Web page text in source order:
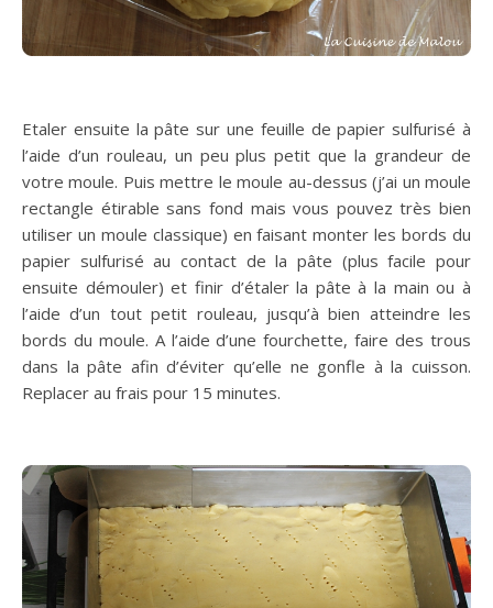
Etaler ensuite la pâte sur une feuille de papier sulfurisé à
l’aide d’un rouleau, un peu plus petit que la grandeur de
votre moule. Puis mettre le moule au-dessus (j’ai un moule
rectangle étirable sans fond mais vous pouvez très bien
utiliser un moule classique) en faisant monter les bords du
papier sulfurisé au contact de la pâte (plus facile pour
ensuite démouler) et finir d’étaler la pâte à la main ou à
l’aide d’un tout petit rouleau, jusqu’à bien atteindre les
bords du moule. A l’aide d’une fourchette, faire des trous
dans la pâte afin d’éviter qu’elle ne gonfle à la cuisson.
Replacer au frais pour 15 minutes.